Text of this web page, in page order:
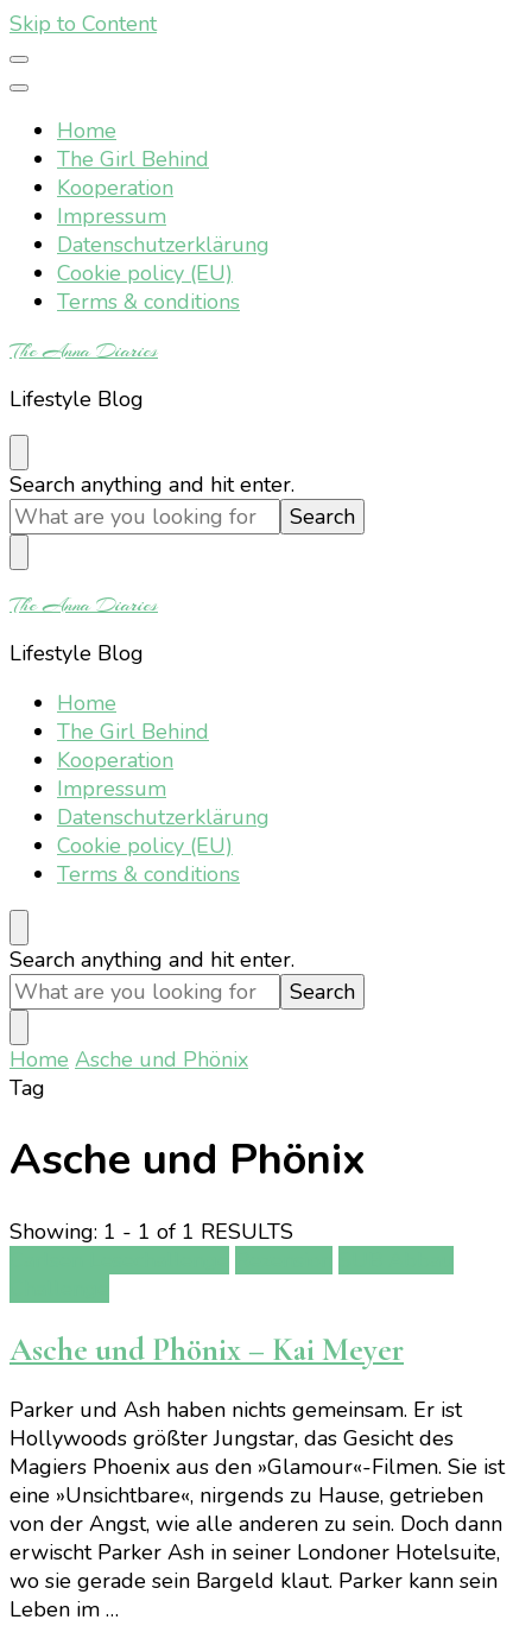
Skip to Content
Home
The Girl Behind
Kooperation
Impressum
Datenschutzerklärung
Cookie policy (EU)
Terms & conditions
The Anna Diaries
Lifestyle Blog
Looking
for
Something?
Search anything and hit enter.
The Anna Diaries
Lifestyle Blog
Home
The Girl Behind
Kooperation
Impressum
Datenschutzerklärung
Cookie policy (EU)
Terms & conditions
Looking
for
Something?
Search anything and hit enter.
Home Asche und Phönix
Tag
Asche und Phönix
Showing: 1 - 1 of 1 RESULTS
Asche und Phönix – Kai Meyer
Parker und Ash haben nichts gemeinsam. Er ist
Hollywoods größter Jungstar, das Gesicht des
Magiers Phoenix aus den »Glamour«-Filmen. Sie ist
eine »Unsichtbare«, nirgends zu Hause, getrieben
von der Angst, wie alle anderen zu sein. Doch dann
erwischt Parker Ash in seiner Londoner Hotelsuite,
wo sie gerade sein Bargeld klaut. Parker kann sein
Leben im …